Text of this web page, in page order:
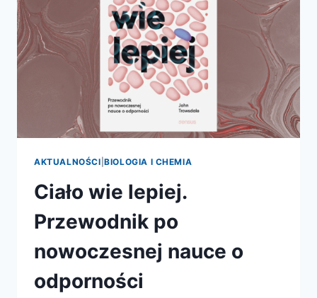
AKTUALNOŚCI |BIOLOGIA I CHEMIA
Ciało wie lepiej.
Przewodnik po
nowoczesnej nauce o
odporności